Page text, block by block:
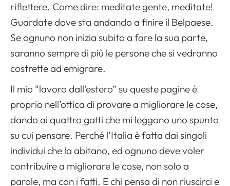
riflettere. Come dire: meditate gente, meditate!
Guardate dove sta andando a finire il Belpaese.
Se ognuno non inizia subito a fare la sua parte,
saranno sempre di più le persone che si vedranno
costrette ad emigrare.
Il mio “lavoro dall’estero” su queste pagine è
proprio nell’ottica di provare a migliorare le cose,
dando ai quattro gatti che mi leggono uno spunto
su cui pensare. Perché l’Italia è fatta dai singoli
individui che la abitano, ed ognuno deve voler
contribuire a migliorare le cose, non solo a
parole, ma con i fatti. E chi pensa di non riuscirci e